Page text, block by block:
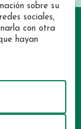
sobre su
sociales,
con otra
hayan